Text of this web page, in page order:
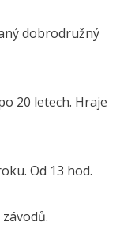
dobrodružný
20 letech. Hraje
Od 13 hod.